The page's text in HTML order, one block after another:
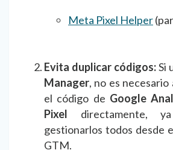
Meta Pixel Helper
Evita duplicar códigos:Si
Manager, no es
el código de Google
Pixel directamente,
gestionarlos todos desde
GTM.